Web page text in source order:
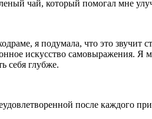
чай, который помогал мне
я подумала, что это звучит
искусство самовыражения. Я
себя глубже.
после каждого